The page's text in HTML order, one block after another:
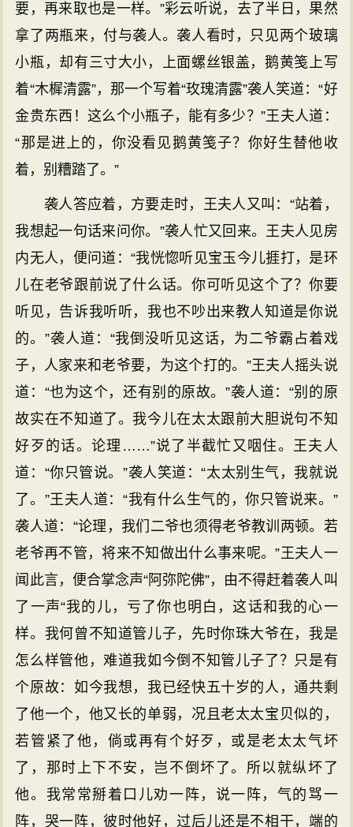
要，再来取也是一样。”彩云听说，去了半日，果然
拿了两瓶来，付与袭人。袭人看时，只见两个玻璃
小瓶，却有三寸大小，上面螺丝银盖，鹅黄笺上写
着“木樨清露”，那一个写着“玫瑰清露”袭人笑道：“好
金贵东西！这么个小瓶子，能有多少？”王夫人道：
“那是进上的，你没看见鹅黄笺子？你好生替他收
着，别糟踏了。”
袭人答应着，方要走时，王夫人又叫：“站着，
我想起一句话来问你。”袭人忙又回来。王夫人见房
内无人，便问道：“我恍惚听见宝玉今儿捱打，是环
儿在老爷跟前说了什么话。你可听见这个了？你要
听见，告诉我听听，我也不吵出来教人知道是你说
的。”袭人道：“我倒没听见这话，为二爷霸占着戏
子，人家来和老爷要，为这个打的。”王夫人摇头说
道：“也为这个，还有别的原故。”袭人道：“别的原
故实在不知道了。我今儿在太太跟前大胆说句不知
好歹的话。论理……”说了半截忙又咽住。王夫人
道：“你只管说。”袭人笑道：“太太别生气，我就说
了。”王夫人道：“我有什么生气的，你只管说来。”
袭人道：“论理，我们二爷也须得老爷教训两顿。若
老爷再不管，将来不知做出什么事来呢。”王夫人一
闻此言，便合掌念声“阿弥陀佛”，由不得赶着袭人叫
了一声“我的儿，亏了你也明白，这话和我的心一
样。我何曾不知道管儿子，先时你珠大爷在，我是
怎么样管他，难道我如今倒不知管儿子了？只是有
个原故：如今我想，我已经快五十岁的人，通共剩
了他一个，他又长的单弱，况且老太太宝贝似的，
若管紧了他，倘或再有个好歹，或是老太太气坏
了，那时上下不安，岂不倒坏了。所以就纵坏了
他。我常常掰着口儿劝一阵，说一阵，气的骂一
阵，哭一阵，彼时他好，过后儿还是不相干，端的